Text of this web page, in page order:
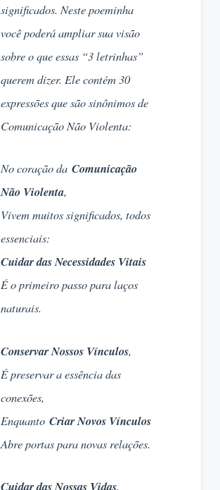
significados. Neste poeminha
você poderá ampliar sua visão
sobre o que essas “3 letrinhas”
querem dizer. Ele contém 30
expressões que são sinônimos de
Comunicação Não Violenta:
No coração daComunicação
Não Violenta,
Vivem muitos significados, todos
essenciais:
Cuidar das Necessidades Vitais
É o primeiro passo para laços
naturais.
Conservar Nossos Vínculos,
É preservar a essência das
conexões,
EnquantoCriar Novos Vínculos
Abre portas para novas relações.
Cuidar das Nossas Vidas,